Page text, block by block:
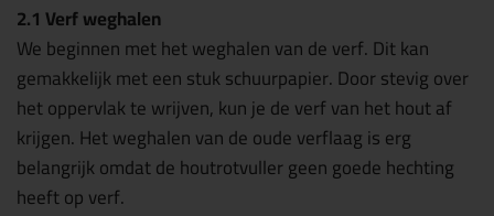
2.1 Verf weghalen
We beginnen met het weghalen van de verf. Dit kan
gemakkelijk met een stuk schuurpapier. Door stevig over
het oppervlak te wrijven, kun je de verf van het hout af
krijgen. Het weghalen van de oude verflaag is erg
belangrijk omdat de houtrotvuller geen goede hechting
heeft op verf.